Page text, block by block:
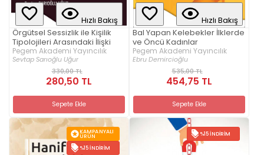
Hızlı Bakış
Örgütsel Sessizlik ile Kişilik
Tipolojileri Arasındaki İlişki
Pegem Akademi Yayıncılık
Sevtap Sarıoğlu Uğur
330,00 TL
280,50 TL
Sepete Ekle
Hızlı Bakış
Bal Yapan Kelebekler İlklerde
ve Öncü Kadınlar
Pegem Akademi Yayıncılık
Ebru Demircioğlu
535,00 TL
454,75 TL
Sepete Ekle
KAMPANYALI
ÜRÜN
%15 İNDIRIM
%15 İNDIRIM